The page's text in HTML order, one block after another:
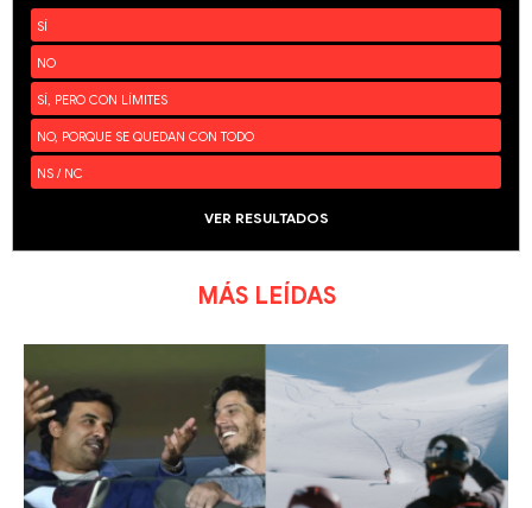
SÍ
NO
SÍ, PERO CON LÍMITES
NO, PORQUE SE QUEDAN CON TODO
NS / NC
VER RESULTADOS
MÁS LEÍDAS